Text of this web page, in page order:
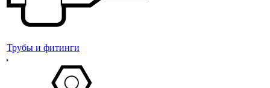
Трубы и фитинги